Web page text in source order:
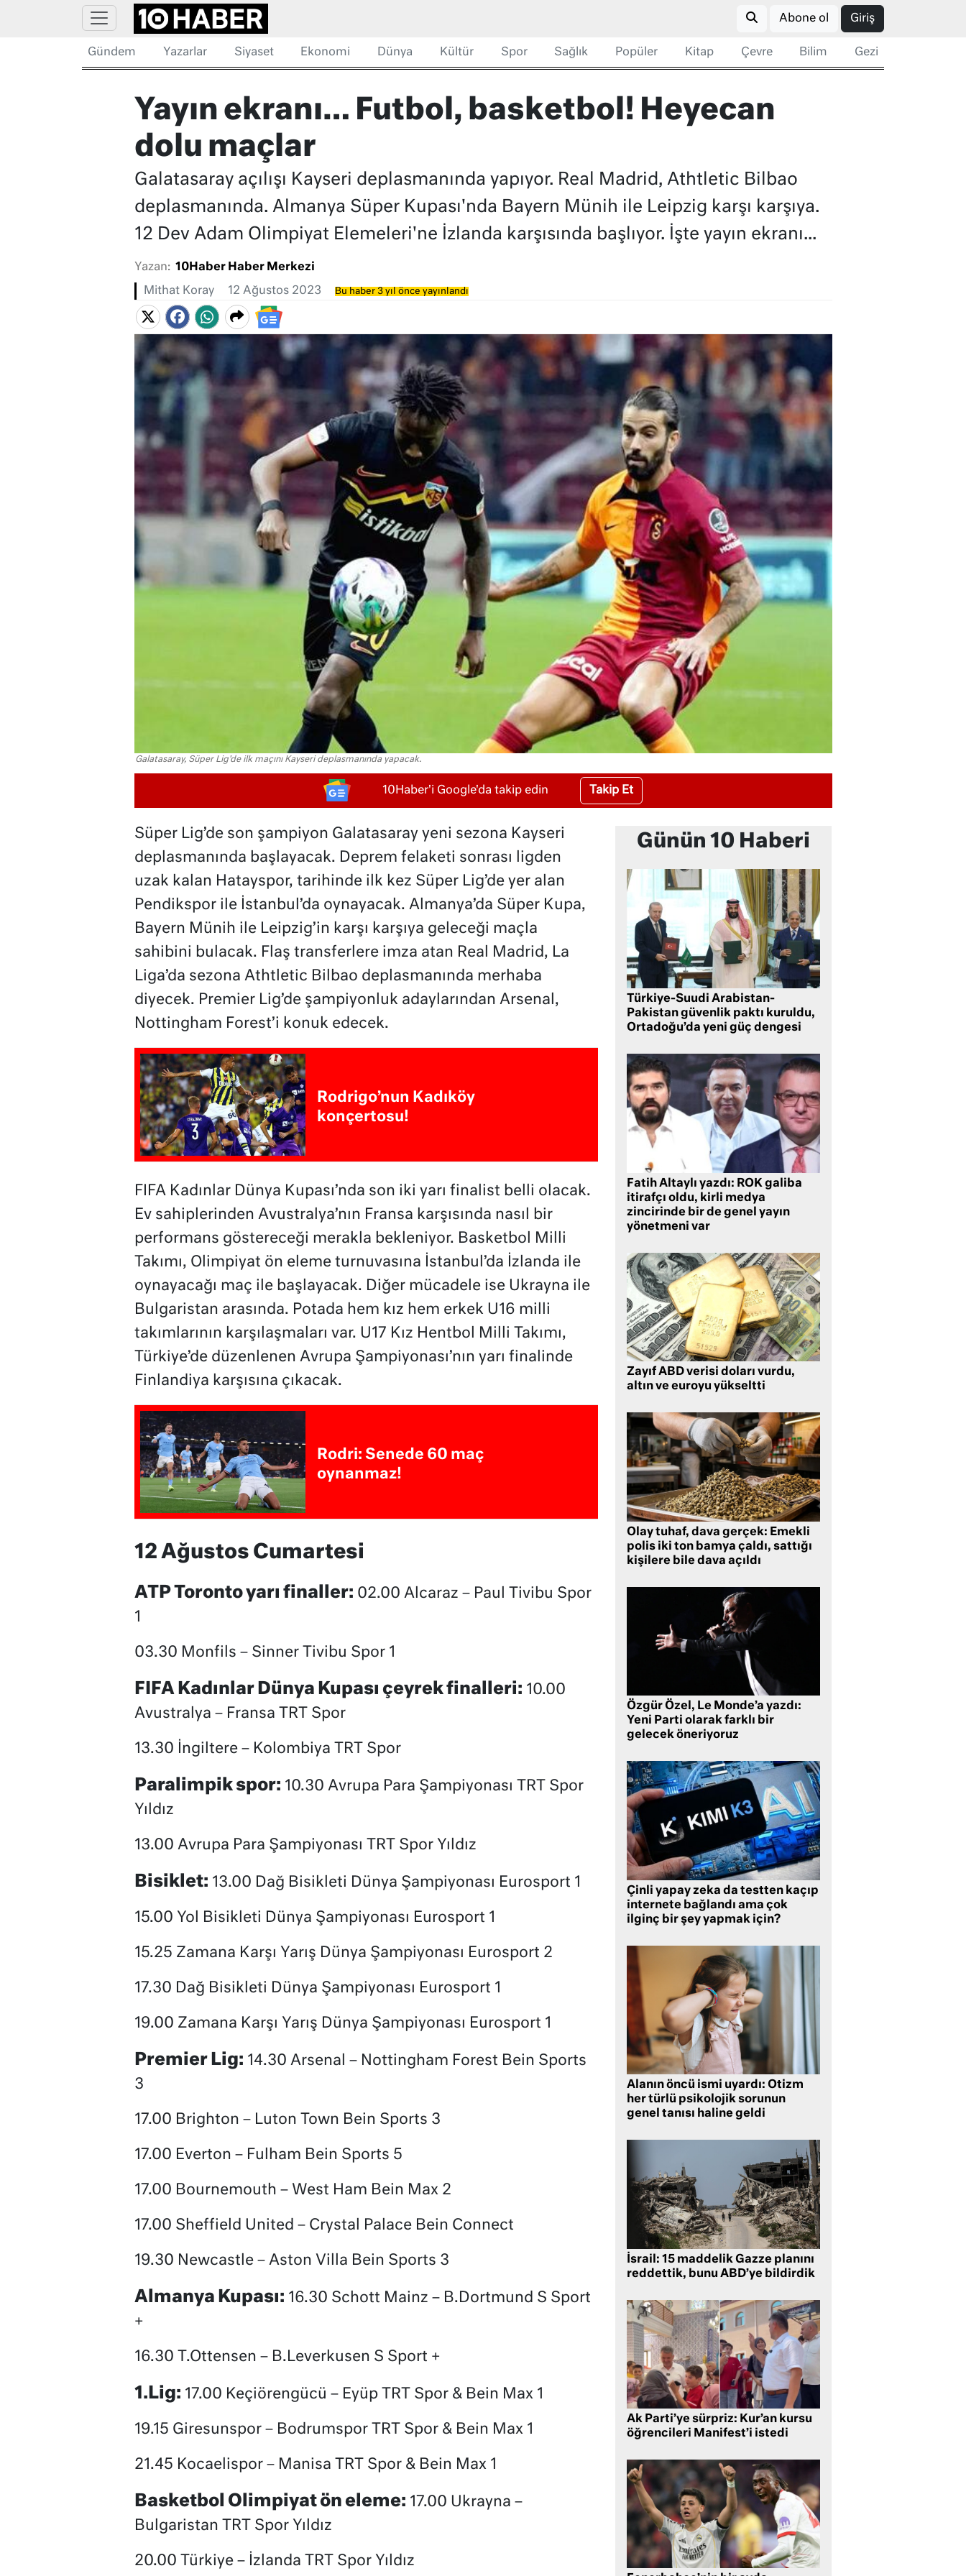
Abone ol Giriş
Gündem Yazarlar Siyaset Ekonomi Dünya Kültür Spor Sağlık Popüler Kitap Çevre Bilim Gezi
Yayın ekranı… Futbol, basketbol! Heyecan
dolu maçlar
Galatasaray açılışı Kayseri deplasmanında yapıyor. Real Madrid, Athtletic Bilbao
deplasmanında. Almanya Süper Kupası'nda Bayern Münih ile Leipzig karşı karşıya.
12 Dev Adam Olimpiyat Elemeleri'ne İzlanda karşısında başlıyor. İşte yayın ekranı...
Yazan: 10Haber Haber Merkezi
Mithat Koray 12 Ağustos 2023 Bu haber 3 yıl önce yayınlandı
Galatasaray, Süper Lig'de ilk maçını Kayseri deplasmanında yapacak.
10Haber'i Google'da takip edin Takip Et
Süper Lig’de son şampiyon Galatasaray yeni sezona Kayseri
deplasmanında başlayacak. Deprem felaketi sonrası ligden
uzak kalan Hatayspor, tarihinde ilk kez Süper Lig’de yer alan
Pendikspor ile İstanbul’da oynayacak. Almanya’da Süper Kupa,
Bayern Münih ile Leipzig’in karşı karşıya geleceği maçla
sahibini bulacak. Flaş transferlere imza atan Real Madrid, La
Liga’da sezona Athtletic Bilbao deplasmanında merhaba
diyecek. Premier Lig’de şampiyonluk adaylarından Arsenal,
Nottingham Forest’i konuk edecek.
Rodrigo’nun Kadıköy
konçertosu!
FIFA Kadınlar Dünya Kupası’nda son iki yarı finalist belli olacak.
Ev sahiplerinden Avustralya’nın Fransa karşısında nasıl bir
performans göstereceği merakla bekleniyor. Basketbol Milli
Takımı, Olimpiyat ön eleme turnuvasına İstanbul’da İzlanda ile
oynayacağı maç ile başlayacak. Diğer mücadele ise Ukrayna ile
Bulgaristan arasında. Potada hem kız hem erkek U16 milli
takımlarının karşılaşmaları var. U17 Kız Hentbol Milli Takımı,
Türkiye’de düzenlenen Avrupa Şampiyonası’nın yarı finalinde
Finlandiya karşısına çıkacak.
Rodri: Senede 60 maç
oynanmaz!
12 Ağustos Cumartesi
ATP Toronto yarı finaller: 02.00 Alcaraz – Paul Tivibu Spor
1
03.30 Monfils – Sinner Tivibu Spor 1
FIFA Kadınlar Dünya Kupası çeyrek finalleri: 10.00
Avustralya – Fransa TRT Spor
13.30 İngiltere – Kolombiya TRT Spor
Paralimpik spor: 10.30 Avrupa Para Şampiyonası TRT Spor
Yıldız
13.00 Avrupa Para Şampiyonası TRT Spor Yıldız
Bisiklet: 13.00 Dağ Bisikleti Dünya Şampiyonası Eurosport 1
15.00 Yol Bisikleti Dünya Şampiyonası Eurosport 1
15.25 Zamana Karşı Yarış Dünya Şampiyonası Eurosport 2
17.30 Dağ Bisikleti Dünya Şampiyonası Eurosport 1
19.00 Zamana Karşı Yarış Dünya Şampiyonası Eurosport 1
Premier Lig: 14.30 Arsenal – Nottingham Forest Bein Sports
3
17.00 Brighton – Luton Town Bein Sports 3
17.00 Everton – Fulham Bein Sports 5
17.00 Bournemouth – West Ham Bein Max 2
17.00 Sheffield United – Crystal Palace Bein Connect
19.30 Newcastle – Aston Villa Bein Sports 3
Almanya Kupası: 16.30 Schott Mainz – B.Dortmund S Sport
+
16.30 T.Ottensen – B.Leverkusen S Sport +
1.Lig: 17.00 Keçiörengücü – Eyüp TRT Spor & Bein Max 1
19.15 Giresunspor – Bodrumspor TRT Spor & Bein Max 1
21.45 Kocaelispor – Manisa TRT Spor & Bein Max 1
Basketbol Olimpiyat ön eleme: 17.00 Ukrayna –
Bulgaristan TRT Spor Yıldız
20.00 Türkiye – İzlanda TRT Spor Yıldız
Günün 10 Haberi
Türkiye-Suudi Arabistan-
Pakistan güvenlik paktı kuruldu,
Ortadoğu’da yeni güç dengesi
Fatih Altaylı yazdı: ROK galiba
itirafçı oldu, kirli medya
zincirinde bir de genel yayın
yönetmeni var
Zayıf ABD verisi doları vurdu,
altın ve euroyu yükseltti
Olay tuhaf, dava gerçek: Emekli
polis iki ton bamya çaldı, sattığı
kişilere bile dava açıldı
Özgür Özel, Le Monde’a yazdı:
Yeni Parti olarak farklı bir
gelecek öneriyoruz
Çinli yapay zeka da testten kaçıp
internete bağlandı ama çok
ilginç bir şey yapmak için?
Alanın öncü ismi uyardı: Otizm
her türlü psikolojik sorunun
genel tanısı haline geldi
İsrail: 15 maddelik Gazze planını
reddettik, bunu ABD’ye bildirdik
Ak Parti’ye sürpriz: Kur’an kursu
öğrencileri Manifest’i istedi